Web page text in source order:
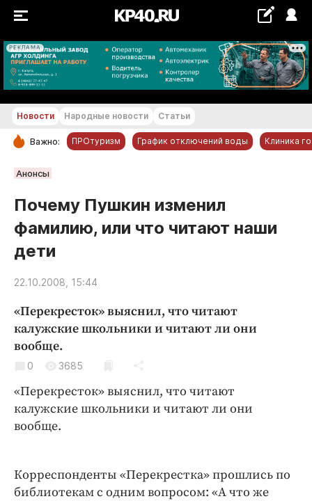
РЕКЛАМА
+17...+18 °С
РУБРИКИ
Обнинск
Новости компаний
Статьи
Народные новости
Авто и транспорт
Криминал
Культура
Недвижимость и ЖКХ
Общество
Погода
Происшествия
Спорт
Новости Народные новости Статьи
Важно: ПРОтуризм График отключений воды Клиника
Анонсы
Почему Пушкин изменил
фамилию, или что читают наши
дети
22.10.2008, 15:44
«Перекресток» выяснил, что читают
калужские школьники и читают ли они
вообще.
0 3685
«Перекресток» выяснил, что читают
калужские школьники и читают ли они
вообще.
Корреспонденты «Перекрестка» прошлись по
библиотекам с одним вопросом: «А что же